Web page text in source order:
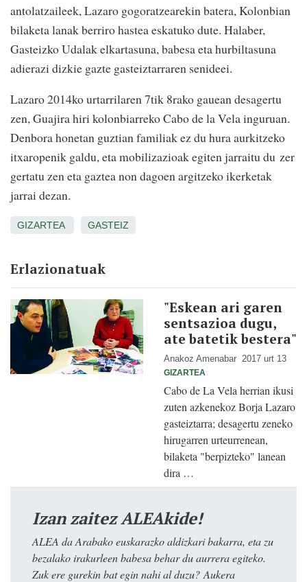
antolatzaileek, Lazaro gogoratzearekin batera, Kolonbian
bilaketa lanak berriro hastea eskatuko dute. Halaber,
Gasteizko Udalak elkartasuna, babesa eta hurbiltasuna
adierazi dizkie gazte gasteiztarraren senideei.
Lazaro 2014ko urtarrilaren 7tik 8rako gauean desagertu
zen, Guajira hiri kolonbiarreko Cabo de la Vela inguruan.
Denbora honetan guztian familiak ez du hura aurkitzeko
itxaropenik galdu, eta mobilizazioak egiten jarraitu du zer
gertatu zen eta gaztea non dagoen argitzeko ikerketak
jarrai dezan.
GIZARTEA GASTEIZ
Erlazionatuak
"Eskean ari garen
sentsazioa dugu,
ate batetik bestera"
Anakoz Amenabar 2017 urt 13
GIZARTEA
Cabo de La Vela herrian ikusi
zuten azkenekoz Borja Lazaro
gasteiztarra; desagertu zeneko
hirugarren urteurrenean,
bilaketa "berpizteko" lanean
dira …
Izan zaitez ALEAkide!
ALEA da Arabako euskarazko aldizkari bakarra, eta zu
bezalako irakurleen babesa behar du aurrera egiteko.
Zuk ere gurekin bat egin nahi al duzu? Aukera